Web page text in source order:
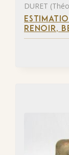
DURET
RENOIR,